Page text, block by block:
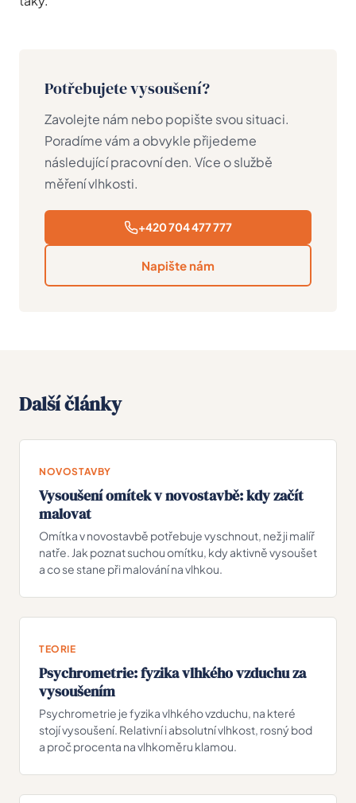
Potřebujete vysoušení?
Zavolejte nám nebo popište svou situaci.
Poradíme vám a obvykle přijedeme
následující pracovní den. Více o službě
měření vlhkosti.
+420 704 477 777
Napište nám
Další články
NOVOSTAVBY
Vysoušení omítek v novostavbě: kdy začít
malovat
Omítka v novostavbě potřebuje vyschnout, než ji malíř
natře. Jak poznat suchou omítku, kdy aktivně vysoušet
a co se stane při malování na vlhkou.
TEORIE
Psychrometrie: fyzika vlhkého vzduchu za
vysoušením
Psychrometrie je fyzika vlhkého vzduchu, na které
stojí vysoušení. Relativní i absolutní vlhkost, rosný bod
a proč procenta na vlhkoměru klamou.